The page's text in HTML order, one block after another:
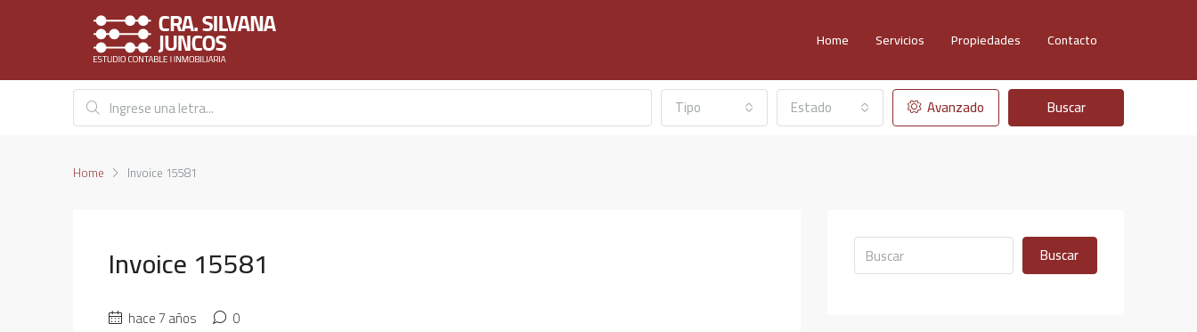
Home Servicios Propiedades Contacto
Tipo Estado Avanzado Buscar
Home Invoice 15581
Invoice 15581
hace 7 años 0
Buscar